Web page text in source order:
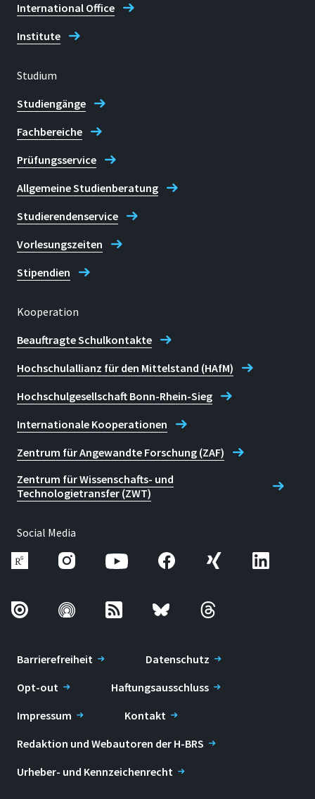
International Office
Institute
Studium
Studiengänge
Fachbereiche
Prüfungsservice
Allgemeine Studienberatung
Studierendenservice
Vorlesungszeiten
Stipendien
Kooperation
Beauftragte Schulkontakte
Hochschulallianz für den Mittelstand (HAfM)
Hochschulgesellschaft Bonn-Rhein-Sieg
Internationale Kooperationen
Zentrum für Angewandte Forschung (ZAF)
Zentrum für Wissenschafts- und
Technologietransfer (ZWT)
Social Media
Barrierefreiheit
Datenschutz
Opt-out
Haftungsausschluss
Impressum
Kontakt
Redaktion und Webautoren der H-BRS
Urheber- und Kennzeichenrecht